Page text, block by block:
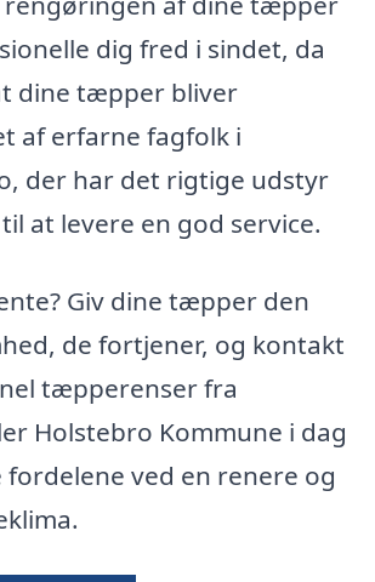
dig fred i sindet, da
dine tæpper bliver
af erfarne fagfolk i
der har det rigtige udstyr
at levere en god service.
Giv dine tæpper den
de fortjener, og kontakt
tæpperenser fra
Holstebro Kommune i dag
ved en renere og